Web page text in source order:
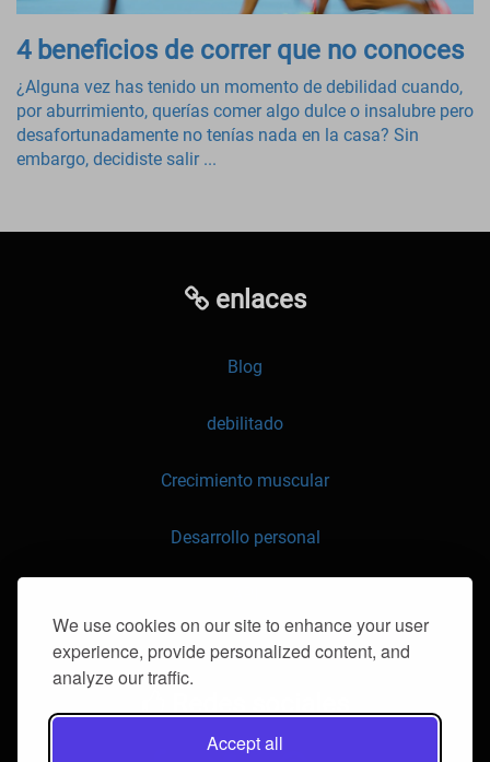
We use cookies on our site to enhance your user
experience, provide personalized content, and
analyze our traffic.
Accept all
4 beneficios de correr que no conoces
¿Alguna vez has tenido un momento de debilidad cuando,
por aburrimiento, querías comer algo dulce o insalubre pero
desafortunadamente no tenías nada en la casa? Sin
embargo, decidiste salir ...
enlaces
Blog
debilitado
Crecimiento muscular
Desarrollo personal
contáctenos